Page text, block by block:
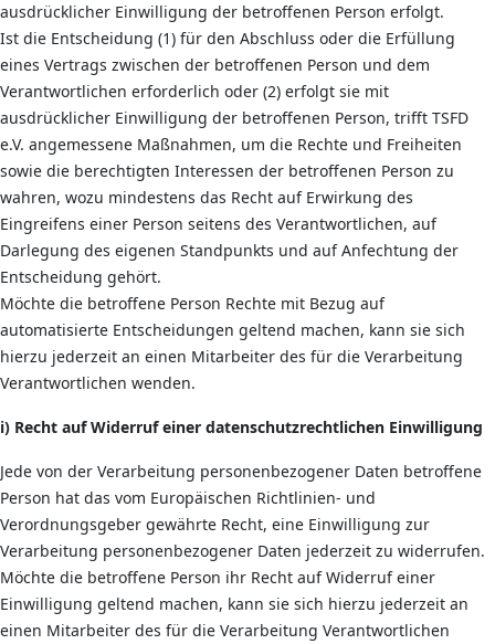
ausdrücklicher Einwilligung der betroffenen Person erfolgt.
Ist die Entscheidung (1) für den Abschluss oder die Erfüllung
eines Vertrags zwischen der betroffenen Person und dem
Verantwortlichen erforderlich oder (2) erfolgt sie mit
ausdrücklicher Einwilligung der betroffenen Person, trifft TSFD
e.V. angemessene Maßnahmen, um die Rechte und Freiheiten
sowie die berechtigten Interessen der betroffenen Person zu
wahren, wozu mindestens das Recht auf Erwirkung des
Eingreifens einer Person seitens des Verantwortlichen, auf
Darlegung des eigenen Standpunkts und auf Anfechtung der
Entscheidung gehört.
Möchte die betroffene Person Rechte mit Bezug auf
automatisierte Entscheidungen geltend machen, kann sie sich
hierzu jederzeit an einen Mitarbeiter des für die Verarbeitung
Verantwortlichen wenden.
i) Recht auf Widerruf einer datenschutzrechtlichen Einwilligung
Jede von der Verarbeitung personenbezogener Daten betroffene
Person hat das vom Europäischen Richtlinien- und
Verordnungsgeber gewährte Recht, eine Einwilligung zur
Verarbeitung personenbezogener Daten jederzeit zu widerrufen.
Möchte die betroffene Person ihr Recht auf Widerruf einer
Einwilligung geltend machen, kann sie sich hierzu jederzeit an
einen Mitarbeiter des für die Verarbeitung Verantwortlichen